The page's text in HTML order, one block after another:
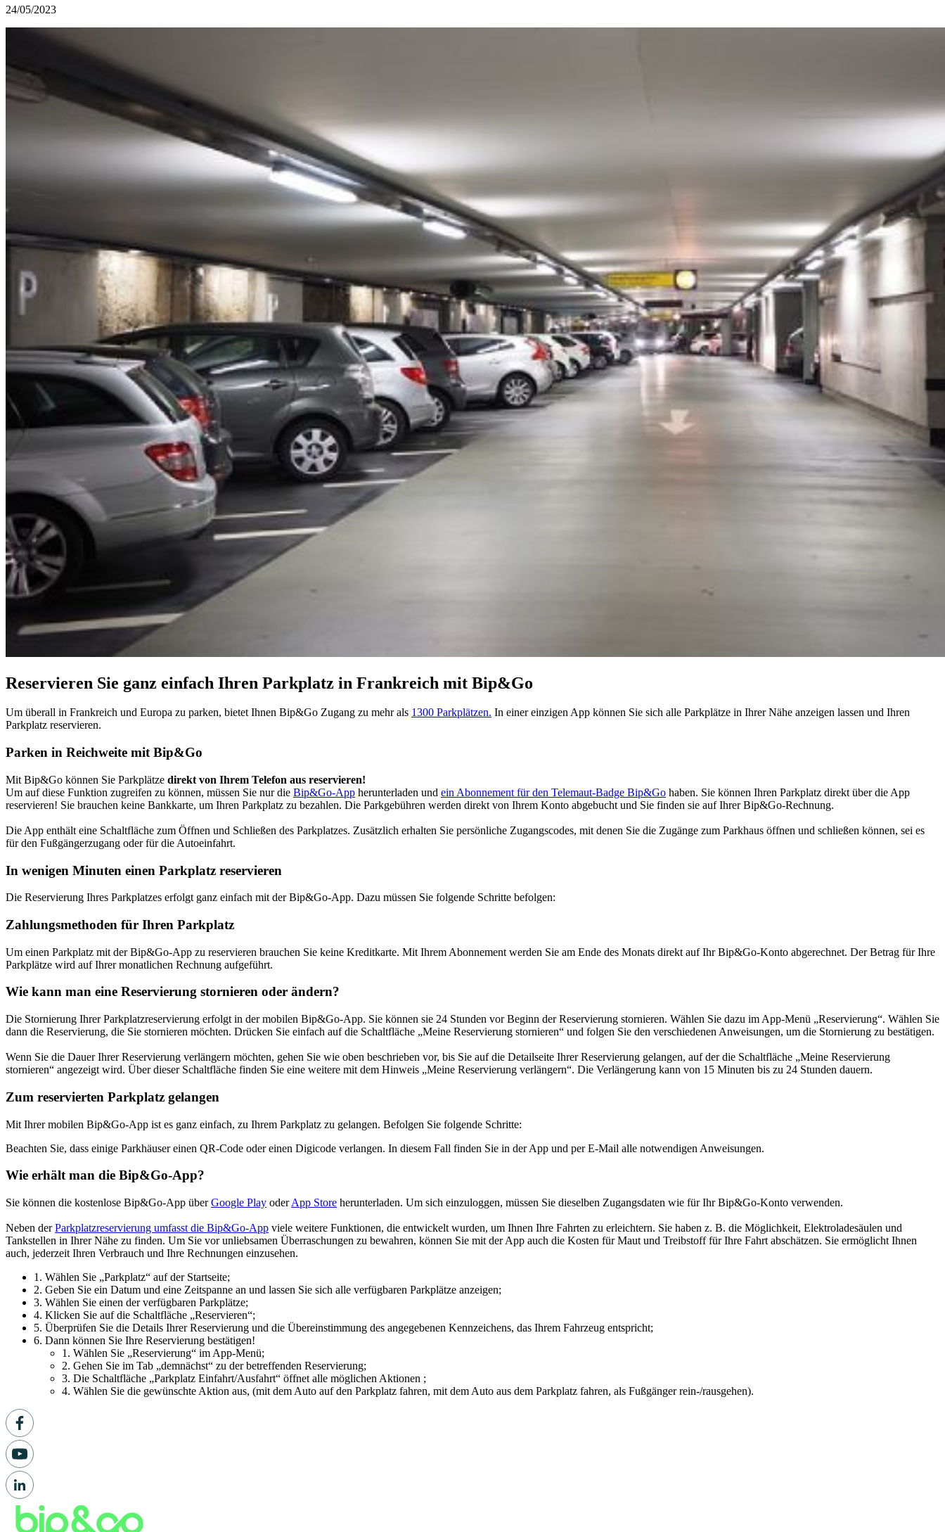
24/05/2023
Reservieren Sie ganz einfach Ihren Parkplatz in Frankreich mit Bip&Go
Um überall in Frankreich und Europa zu parken, bietet Ihnen Bip&Go Zugang zu mehr als 1300 Parkplätzen. In einer einzigen App können Sie sich alle Parkplätze in Ihrer Nähe anzeigen lassen und Ihren
Parkplatz reservieren.
Parken in Reichweite mit Bip&Go
Mit Bip&Go können Sie Parkplätze direkt von Ihrem Telefon aus reservieren!
Um auf diese Funktion zugreifen zu können, müssen Sie nur die Bip&Go-App herunterladen und ein Abonnement für den Telemaut-Badge Bip&Go haben. Sie können Ihren Parkplatz direkt über die App
reservieren! Sie brauchen keine Bankkarte, um Ihren Parkplatz zu bezahlen. Die Parkgebühren werden direkt von Ihrem Konto abgebucht und Sie finden sie auf Ihrer Bip&Go-Rechnung.
Die App enthält eine Schaltfläche zum Öffnen und Schließen des Parkplatzes. Zusätzlich erhalten Sie persönliche Zugangscodes, mit denen Sie die Zugänge zum Parkhaus öffnen und schließen können, sei es
für den Fußgängerzugang oder für die Autoeinfahrt.
In wenigen Minuten einen Parkplatz reservieren
Die Reservierung Ihres Parkplatzes erfolgt ganz einfach mit der Bip&Go-App. Dazu müssen Sie folgende Schritte befolgen:
Zahlungsmethoden für Ihren Parkplatz
Um einen Parkplatz mit der Bip&Go-App zu reservieren brauchen Sie keine Kreditkarte. Mit Ihrem Abonnement werden Sie am Ende des Monats direkt auf Ihr Bip&Go-Konto abgerechnet. Der Betrag für Ihre
Parkplätze wird auf Ihrer monatlichen Rechnung aufgeführt.
Wie kann man eine Reservierung stornieren oder ändern?
Die Stornierung Ihrer Parkplatzreservierung erfolgt in der mobilen Bip&Go-App. Sie können sie 24 Stunden vor Beginn der Reservierung stornieren. Wählen Sie dazu im App-Menü „Reservierung“. Wählen Sie
dann die Reservierung, die Sie stornieren möchten. Drücken Sie einfach auf die Schaltfläche „Meine Reservierung stornieren“ und folgen Sie den verschiedenen Anweisungen, um die Stornierung zu bestätigen.
Wenn Sie die Dauer Ihrer Reservierung verlängern möchten, gehen Sie wie oben beschrieben vor, bis Sie auf die Detailseite Ihrer Reservierung gelangen, auf der die Schaltfläche „Meine Reservierung
stornieren“ angezeigt wird. Über dieser Schaltfläche finden Sie eine weitere mit dem Hinweis „Meine Reservierung verlängern“. Die Verlängerung kann von 15 Minuten bis zu 24 Stunden dauern.
Zum reservierten Parkplatz gelangen
Mit Ihrer mobilen Bip&Go-App ist es ganz einfach, zu Ihrem Parkplatz zu gelangen. Befolgen Sie folgende Schritte:
Beachten Sie, dass einige Parkhäuser einen QR-Code oder einen Digicode verlangen. In diesem Fall finden Sie in der App und per E-Mail alle notwendigen Anweisungen.
Wie erhält man die Bip&Go-App?
Sie können die kostenlose Bip&Go-App überGoogle Play oderApp Store herunterladen. Um sich einzuloggen, müssen Sie dieselben Zugangsdaten wie für Ihr Bip&Go-Konto verwenden.
Neben derParkplatzreservierung umfasst die Bip&Go-App viele weitere Funktionen, die entwickelt wurden, um Ihnen Ihre Fahrten zu erleichtern. Sie haben z. B. die Möglichkeit, Elektroladesäulen und
Tankstellen in Ihrer Nähe zu finden. Um Sie vor unliebsamen Überraschungen zu bewahren, können Sie mit der App auch die Kosten für Maut und Treibstoff für Ihre Fahrt abschätzen. Sie ermöglicht Ihnen
auch, jederzeit Ihren Verbrauch und Ihre Rechnungen einzusehen.
1. Wählen Sie „Parkplatz“ auf der Startseite;
2. Geben Sie ein Datum und eine Zeitspanne an und lassen Sie sich alle verfügbaren Parkplätze anzeigen;
3. Wählen Sie einen der verfügbaren Parkplätze;
4. Klicken Sie auf die Schaltfläche „Reservieren“;
5. Überprüfen Sie die Details Ihrer Reservierung und die Übereinstimmung des angegebenen Kennzeichens, das Ihrem Fahrzeug entspricht;
6. Dann können Sie Ihre Reservierung bestätigen!
1. Wählen Sie „Reservierung“ im App-Menü;
2. Gehen Sie im Tab „demnächst“ zu der betreffenden Reservierung;
3. Die Schaltfläche „Parkplatz Einfahrt/Ausfahrt“ öffnet alle möglichen Aktionen ;
4. Wählen Sie die gewünschte Aktion aus, (mit dem Auto auf den Parkplatz fahren, mit dem Auto aus dem Parkplatz fahren, als Fußgänger rein-/rausgehen).